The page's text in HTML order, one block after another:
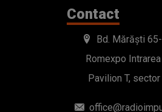
Contact
Bd. Mărăști
Romexpo Intrarea
Pavilion T, sector